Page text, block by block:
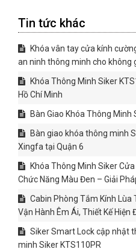
Tin tức khác
Khóa vân tay cửa kính
an ninh thông minh cho không
Khóa Thông Minh Siker
Hồ Chí Minh
Bàn Giao Khóa Thông Minh
Bàn giao khóa thông minh
Xingfa tại Quận 6
Khóa Thông Minh Siker
Chức Năng Màu Đen – Giải
Cabin Phòng Tắm Kính Lùa
Vận Hành Êm Ái, Thiết Kế Hiện
Siker Smart Lock cập nhật
minh Siker KTS110PR